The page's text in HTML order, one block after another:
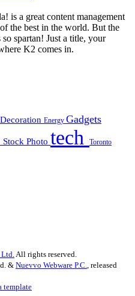
is a great content management
the best in the world. But the
spartan! Just a title, your
K2 comes in.
Decoration Energy Gadgets
Stock Photo tech Toronto
Ltd.All rights reserved.
& Nuevvo Webware P.C., released
template